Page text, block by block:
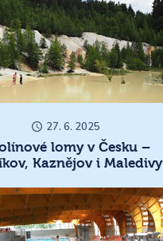
27. 6. 2025
lomy v Česku –
Kaznějov i Maledivy